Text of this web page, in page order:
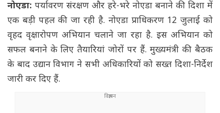
नोएडा: पर्यावरण संरक्षण और हरे-भरे नोएडा बनाने की दिशा में
एक बड़ी पहल की जा रही है. नोएडा प्राधिकरण 12 जुलाई को
वृहद वृक्षारोपण अभियान चलाने जा रहा है. इस अभियान को
सफल बनाने के लिए तैयारियां जोरों पर हैं. मुख्यमंत्री की बैठक
के बाद उद्यान विभाग ने सभी अधिकारियों को सख्त दिशा-निर्देश
जारी कर दिए हैं.